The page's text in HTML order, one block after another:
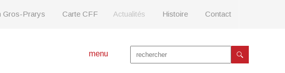
Gros-Prarys Carte CFF Actualités Histoire Contact
menu